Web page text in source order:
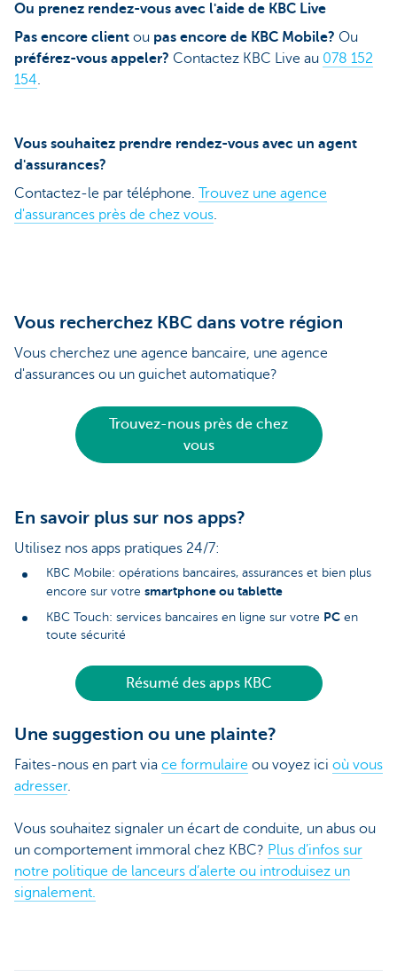
Ou prenez rendez-vous avec l'aide de KBC Live
Pas encore client ou pas encore de KBC Mobile? Ou
préférez-vous appeler? Contactez KBC Live au 078 152
154.
Vous souhaitez prendre rendez-vous avec un agent
d'assurances?
Contactez-le par téléphone. Trouvez une agence
d'assurances près de chez vous.
Vous recherchez KBC dans votre région
Vous cherchez une agence bancaire, une agence
d'assurances ou un guichet automatique?
Trouvez-nous près de chez
vous
En savoir plus sur nos apps?
Utilisez nos apps pratiques 24/7:
KBC Mobile: opérations bancaires, assurances et bien plus
encore sur votre smartphone ou tablette
KBC Touch: services bancaires en ligne sur votre PC en
toute sécurité
Résumé des apps KBC
Une suggestion ou une plainte?
Faites-nous en part via ce formulaire ou voyez ici où vous
adresser.
Vous souhaitez signaler un écart de conduite, un abus ou
un comportement immoral chez KBC? Plus d’infos sur
notre politique de lanceurs d’alerte ou introduisez un
signalement.